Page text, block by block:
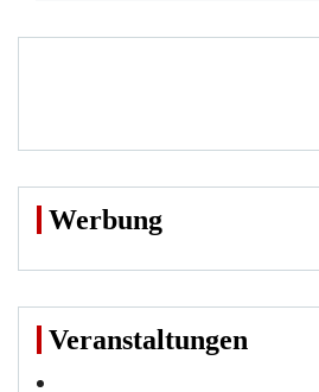
Werbung
Veranstaltungen